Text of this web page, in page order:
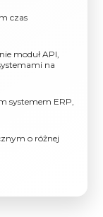
czas
moduł API,
na
systemem ERP,
o różnej